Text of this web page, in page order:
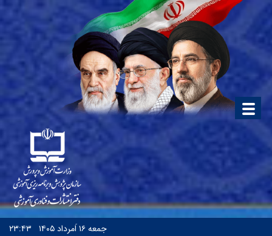
جمعه۱۶ اَمرداد ۱۴۰۵ ۲۳:۴۳